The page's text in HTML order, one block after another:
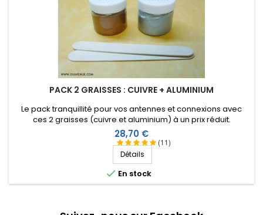
PACK 2 GRAISSES : CUIVRE + ALUMINIUM
(11)
Le pack tranquillité pour vos antennes et connexions avec
ces 2 graisses (cuivre et aluminium) à un prix réduit.
Prix
28,70 €
Détails
 En stock